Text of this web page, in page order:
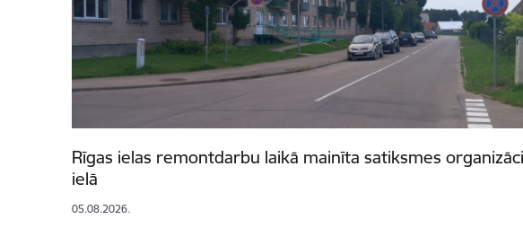
Rīgas ielas remontdarbu laikā mainīta satiksmes
ielā
05.08.2026.